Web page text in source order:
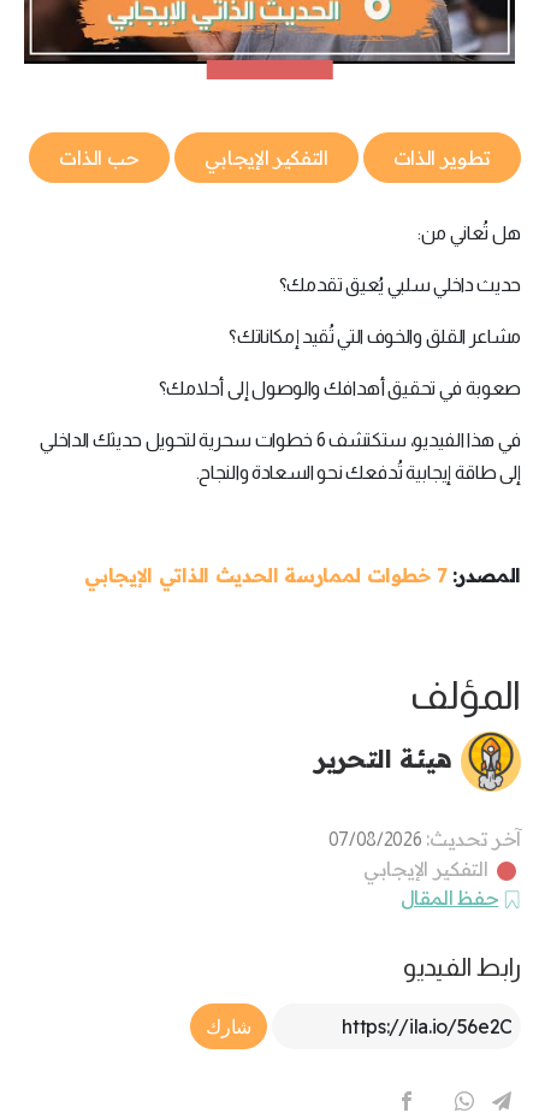
تطوير الذات التفكير الإيجابي حب الذات
هل تُعاني من:
حديث داخلي سلبي يُعيق تقدمك؟
مشاعر القلق والخوف التي تُقيد إمكاناتك؟
صعوبة في تحقيق أهدافك والوصول إلى أحلامك؟
في هذا الفيديو، ستكتشف 6 خطوات سحرية لتحويل حديثك الداخلي
إلى طاقة إيجابية تُدفعك نحو السعادة والنجاح.
المصدر:7 خطوات لممارسة الحديث الذاتي الإيجابي
المؤلف
هيئة التحرير
آخر تحديث: 07/08/2026
التفكير الإيجابي
حفظ المقال
رابط الفيديو
Article Link
شارك